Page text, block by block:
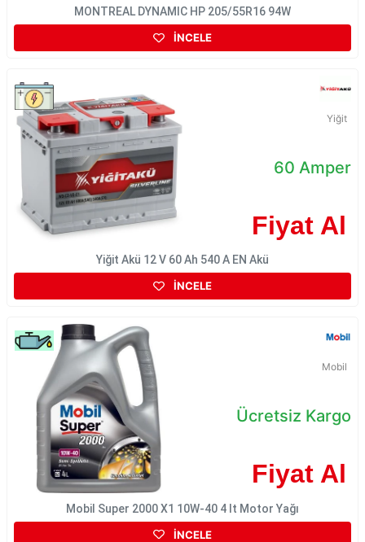
MONTREAL DYNAMIC HP 205/55R16 94W
İNCELE
Yiğit
60 Amper
Fiyat Al
Yiğit Akü 12 V 60 Ah 540 A EN Akü
İNCELE
Mobil
Ücretsiz Kargo
Fiyat Al
Mobil Super 2000 X1 10W-40 4 lt Motor Yağı
İNCELE